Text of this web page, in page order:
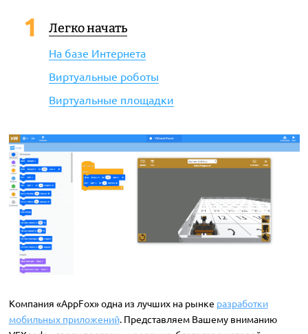
Легко начать
На базе Интернета
Виртуальные роботы
Виртуальные площадки
Компания «AppFox» одна из лучших на рынке разработки
мобильных приложений. Представляем Вашему вниманию